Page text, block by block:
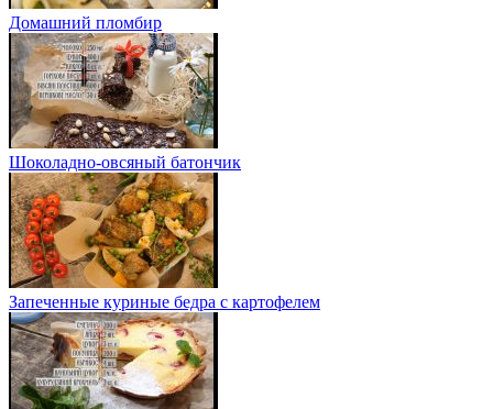
Домашний пломбир
Шоколадно-овсяный батончик
Запеченные куриные бедра с картофелем